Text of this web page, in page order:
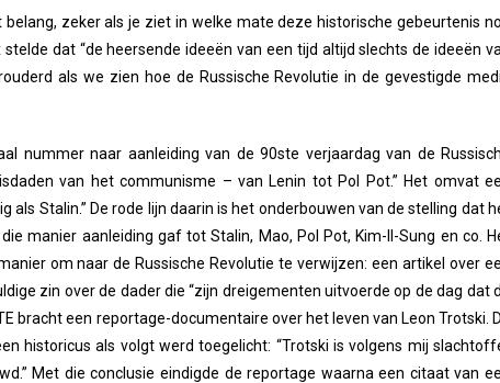
zeker als je ziet in welke mate deze historische gebeurtenis
dat “de heersende ideeën van een tijd altijd slechts de ideeën
als we zien hoe de Russische Revolutie in de gevestigde
nummer naar aanleiding van de 90ste verjaardag van de
van het communisme – van Lenin tot Pol Pot.” Het omvat
als Stalin.” De rode lijn daarin is het onderbouwen van de stelling dat
manier aanleiding gaf tot Stalin, Mao, Pol Pot, Kim-Il-Sung en co.
om naar de Russische Revolutie te verwijzen: een artikel over
zin over de dader die “zijn dreigementen uitvoerde op de dag dat
bracht een reportage-documentaire over het leven van Leon Trotski.
historicus als volgt werd toegelicht: “Trotski is volgens mij
Met die conclusie eindigde de reportage waarna een citaat van